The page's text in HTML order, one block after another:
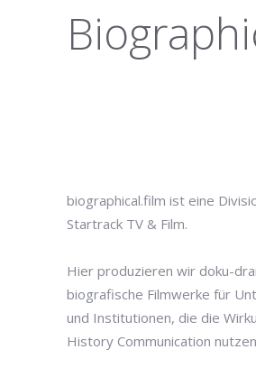
biographical.film ist eine
Startrack TV & Film.
Hier produzieren wir doku-
biografische Filmwerke für
und Institutionen, die die
History Communication